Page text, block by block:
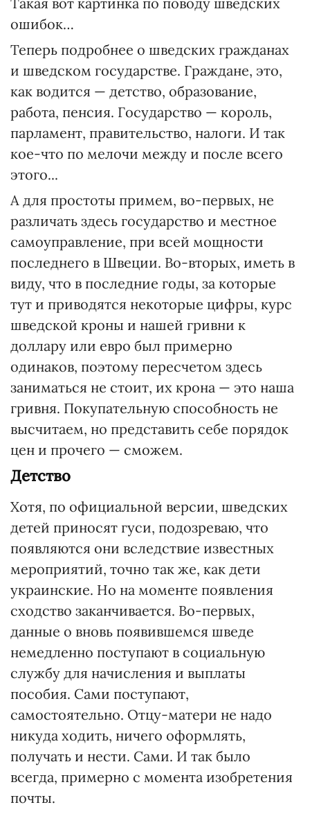
ошибок…
Теперь подробнее о шведских гражданах
и шведском государстве. Граждане, это,
как водится — детство, образование,
работа, пенсия. Государство — король,
парламент, правительство, налоги. И так
кое-что по мелочи между и после всего
этого...
А для простоты примем, во-первых, не
различать здесь государство и местное
самоуправление, при всей мощности
последнего в Швеции. Во-вторых, иметь в
виду, что в последние годы, за которые
тут и приводятся некоторые цифры, курс
шведской кроны и нашей гривни к
доллару или евро был примерно
одинаков, поэтому пересчетом здесь
заниматься не стоит, их крона — это наша
гривня. Покупательную способность не
высчитаем, но представить себе порядок
цен и прочего — сможем.
Детство
Хотя, по официальной версии, шведских
детей приносят гуси, подозреваю, что
появляются они вследствие известных
мероприятий, точно так же, как дети
украинские. Но на моменте появления
сходство заканчивается. Во-первых,
данные о вновь появившемся шведе
немедленно поступают в социальную
службу для начисления и выплаты
пособия. Сами поступают,
самостоятельно. Отцу-матери не надо
никуда ходить, ничего оформлять,
получать и нести. Сами. И так было
всегда, примерно с момента изобретения
почты.